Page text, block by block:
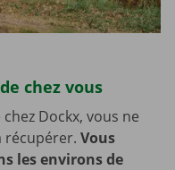
chez vous
Dockx, vous ne
récupérer. Vous
les environs de